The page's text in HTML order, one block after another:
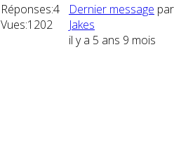
Réponses:4
Vues:1202
Dernier message par
Jakes
il y a 5 ans 9 mois